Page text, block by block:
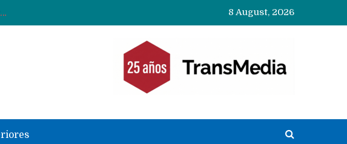
Reestructuración de fondo en área IA de Google pone en peligro acuerdo con Apple y salvataje de Siri
CXMT le dice NO a la venta de sus memorias a Apple y dará prioridad a Huawei y Xiaomi
8 August, 2026